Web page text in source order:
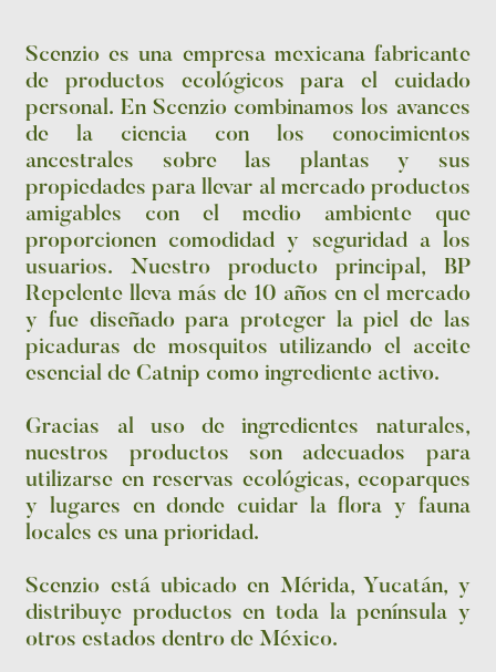
Scenzio es una empresa mexicana fabricante
de productos ecológicos para el cuidado
personal. En Scenzio combinamos los avances
de la ciencia con los conocimientos
ancestrales sobre las plantas y sus
propiedades para llevar al mercado productos
amigables con el medio ambiente que
proporcionen comodidad y seguridad a los
usuarios. Nuestro producto principal, BP
Repelente lleva más de 10 años en el mercado
y fue diseñado para proteger la piel de las
picaduras de mosquitos utilizando el aceite
esencial de Catnip como ingrediente activo.
Gracias al uso de ingredientes naturales,
nuestros productos son adecuados para
utilizarse en reservas ecológicas, ecoparques
y lugares en donde cuidar la flora y fauna
locales es una prioridad.
Scenzio está ubicado en Mérida, Yucatán, y
distribuye productos en toda la península y
otros estados dentro de México.